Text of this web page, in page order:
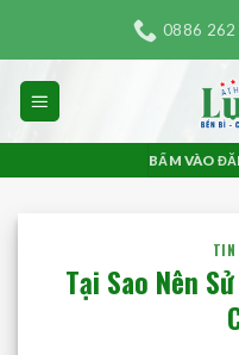
nội
dung
0886 262
BẤM VÀO
TIN
Tại Sao Nên